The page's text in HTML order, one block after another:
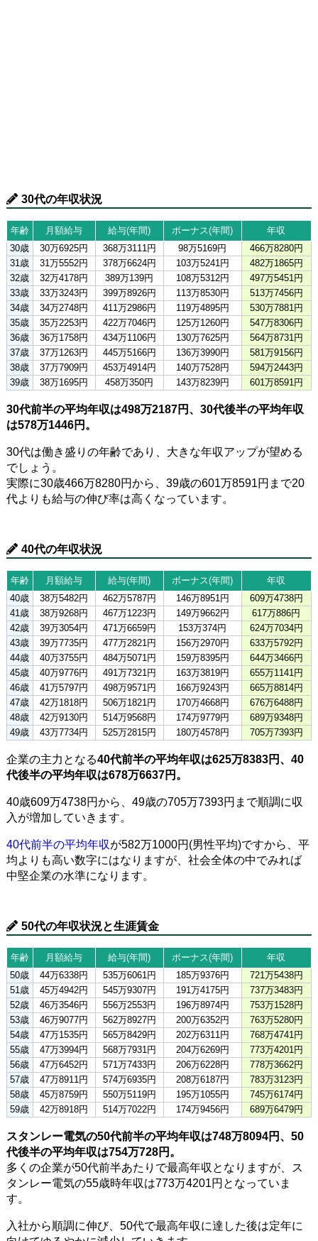
30代の年収状況
年齢 月額給与 給与(年間) ボーナス(年間)
年収
30歳
30万6925円 368万3111円 98万5169円
466万8280円
31歳
31万5552円 378万6624円 103万5241円
482万1865円
32歳
32万4178円 389万139円 108万5312円
497万5451円
33歳
33万3243円 399万8926円 113万8530円
513万7456円
34歳
34万2748円 411万2986円 119万4895円
530万7881円
35歳
35万2253円 422万7046円 125万1260円
547万8306円
36歳
36万1758円 434万1106円 130万7625円
564万8731円
37歳
37万1263円 445万5166円 136万3990円
581万9156円
38歳
37万7909円 453万4914円 140万7528円
594万2443円
39歳
38万1695円 458万350円 143万8239円 601万8591円
30代前半の平均年収は498万2187円、30代後半の平均年収
は578万1446円。
30代は働き盛りの年齢であり、大きな年収アップが望める
でしょう。
実際に30歳466万8280円から、39歳の601万8591円まで20
代よりも給与の伸び率は高くなっています。
40代の年収状況
年齢 月額給与 給与(年間) ボーナス(年間)
年収
40歳
38万5482円 462万5787円 146万8951円
609万4738円
41歳
38万9268円 467万1223円 149万9662円
617万886円
42歳
39万3054円 471万6659円 153万374円
624万7034円
43歳
39万7735円 477万2821円 156万2970円
633万5792円
44歳
40万3755円 484万5071円 159万8395円
644万3466円
45歳
40万9776円 491万7321円 163万3819円
655万1141円
46歳
41万5797円 498万9571円 166万9243円
665万8814円
47歳
42万1818円 506万1821円 170万4668円
676万6488円
48歳
42万9130円 514万9568円 174万9779円
689万9348円
49歳
43万7734円 525万2815円 180万4578円 705万7393円
企業の主力となる40代前半の平均年収は625万8383円、40
代後半の平均年収は678万6637円。
40歳609万4738円から、49歳の705万7393円まで順調に収
入が増加していきます。
40代前半の平均年収が582万1000円(男性平均)ですから、平
均よりも高い数字にはなりますが、社会全体の中でみれば
中堅企業の水準になります。
50代の年収状況と生涯賃金
年齢 月額給与 給与(年間) ボーナス(年間)
年収
50歳
44万6338円 535万6061円 185万9376円
721万5438円
51歳
45万4942円 545万9307円 191万4175円
737万3483円
52歳
46万3546円 556万2553円 196万8974円
753万1528円
53歳
46万9077円 562万8927円 200万6352円
763万5280円
54歳
47万1535円 565万8429円 202万6311円
768万4741円
55歳
47万3994円 568万7931円 204万6269円
773万4201円
56歳
47万6452円 571万7433円 206万6228円
778万3662円
57歳
47万8911円 574万6935円 208万6187円
783万3123円
58歳
45万8759円 550万5119円 195万1055円
745万6174円
59歳
42万8918円 514万7022円 174万9456円 689万6479円
スタンレー電気の50代前半の平均年収は748万8094円、50
代後半の平均年収は754万728円。
多くの企業が50代前半あたりで最高年収となりますが、ス
タンレー電気の55歳時年収は773万4201円となっていま
す。
入社から順調に伸び、50代で最高年収に達した後は定年に